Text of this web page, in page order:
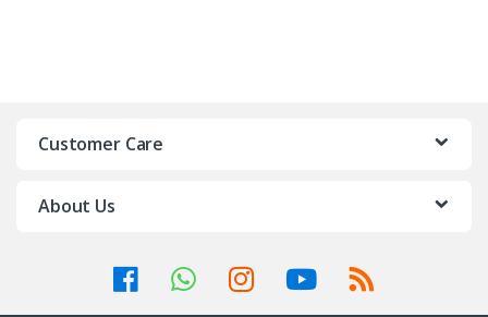
Customer Care
About Us